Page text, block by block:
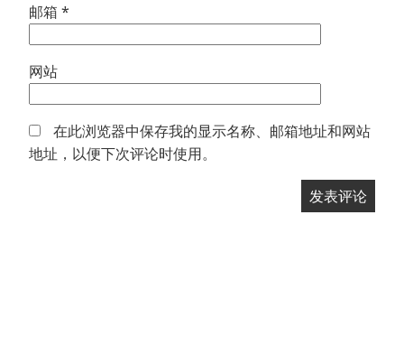
邮箱 *
网站
在此浏览器中保存我的显示名称、邮箱地址和网站
地址，以便下次评论时使用。